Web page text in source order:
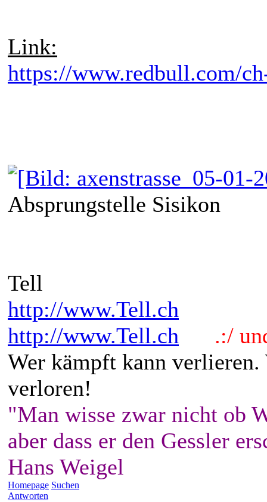
Link:
https://www.redbull.com/
Absprungstelle Sisikon
Tell
http://www.Tell.ch
http://www.Tell.ch
.:/
Wer kämpft kann
verloren!
"Man wisse zwar nicht ob
aber dass er den Gessler
Hans Weigel
Homepage Suchen
Antworten